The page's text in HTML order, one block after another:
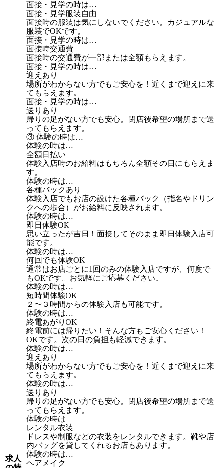
求人
面接・見学の時は…
面接・見学服装自由
面接時の服装は気にしないでください。カジュアルな
服装でOKです。
面接・見学の時は…
面接時交通費
面接時の交通費が一部または全額もらえます。
面接・見学の時は…
迎えあり
場所がわからない方でもご安心を！近くまで迎えに来
てもらえます。
面接・見学の時は…
送りあり
帰りの足がない方でも安心。閉店後希望の場所まで送
ってもらえます。
③ 体験の時は…
体験の時は…
全額日払い
体験入店時のお給料はもちろん全額その日にもらえま
す。
体験の時は…
各種バックあり
体験入店でもお店の設けた各種バック（指名やドリン
クへの歩合）がお給料に反映されます。
体験の時は…
即日体験OK
思い立ったが吉日！面接してそのまま即日体験入店可
能です。
体験の時は…
何回でも体験OK
通常はお店ごとに1回のみの体験入店ですが、何度で
もOKです。お気軽にご応募ください。
体験の時は…
短時間体験OK
２〜３時間からの体験入店も可能です。
体験の時は…
終電あがりOK
終電前には帰りたい！そんな方もご安心ください！
OKです。次の日の負担も軽減できます。
体験の時は…
迎えあり
場所がわからない方でもご安心を！近くまで迎えに来
てもらえます。
体験の時は…
送りあり
帰りの足がない方でも安心。閉店後希望の場所まで送
ってもらえます。
体験の時は…
レンタル衣装
ドレスや制服などの衣装をレンタルできます。靴や店
内バッグを貸してくれるお店もあります。
体験の時は…
ヘアメイク